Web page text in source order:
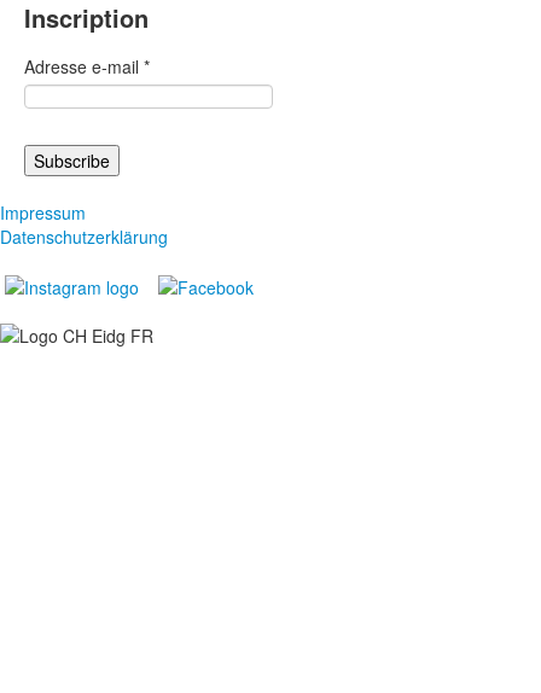
Inscription
Adresse e-mail *
Impressum
Datenschutzerklärung